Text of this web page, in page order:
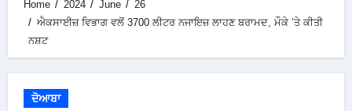
Home 2024 June
26
ਐਕਸਾਈਜ਼ ਵਿਭਾਗ ਵਲੋਂ 3700 ਲੀਟਰ ਨਜਾਇਜ਼ ਲਾਹਣ ਬਰਾਮਦ, ਮੌਕੇ ’ਤੇ ਕੀਤੀ
ਨਸ਼ਟ
ਦੋਆਬਾ